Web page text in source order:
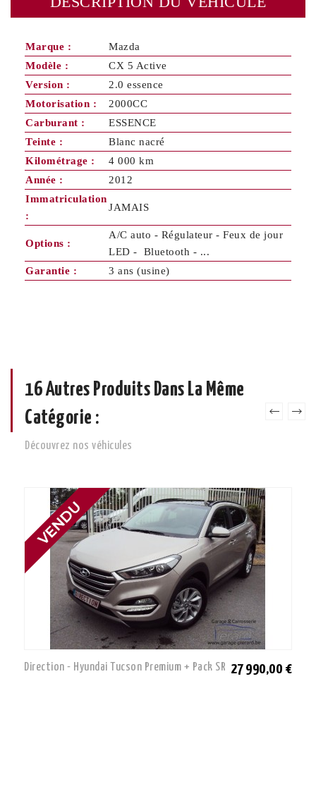
Marque :
Mazda
Modèle :
CX 5 Active
Version :
2.0 essence
Motorisation :
2000CC
Carburant :
ESSENCE
Teinte :
Blanc nacré
Kilométrage :
4 000 km
Année :
2012
Immatriculation
:
JAMAIS
Options :
A/C auto - Régulateur - Feux de jour
LED - Bluetooth - ...
Garantie :
3 ans (usine)
16 Autres Produits Dans La Même
Catégorie :
Découvrez nos véhicules
Direction - Hyundai Tucson Premium + Pack SR 27 990,00 €